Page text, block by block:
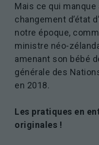
Mais ce qui manque
changement d’état
notre époque,
ministre néo-
amenant son bébé
générale des
en 2018.
Les pratiques en
originales !